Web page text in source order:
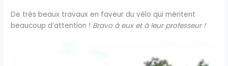
De très beaux travaux en faveur du vélo qui méritent
beaucoup d’attention ! Bravo à eux et à leur professeur !